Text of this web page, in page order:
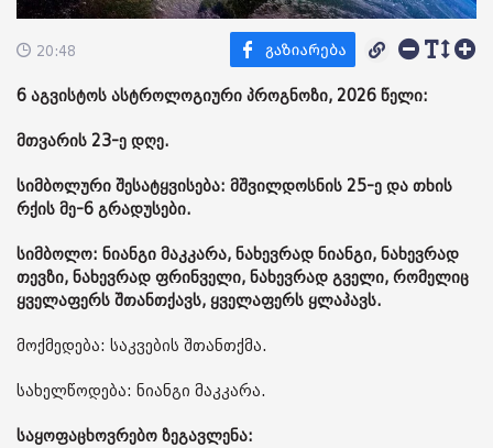
20:48
6 აგვისტოს ასტროლოგიური პროგნოზი, 2026 წელი:
მთვარის 23-ე დღე.
სიმბოლური შესატყვისება: მშვილდოსნის 25-ე და თხის
რქის მე-6 გრადუსები.
სიმბოლო: ნიანგი მაკკარა, ნახევრად ნიანგი, ნახევრად
თევზი, ნახევრად ფრინველი, ნახევრად გველი, რომელიც
ყველაფერს შთანთქავს, ყველაფერს ყლაპავს.
მოქმედება: საკვების შთანთქმა.
სახელწოდება: ნიანგი მაკკარა.
საყოფაცხოვრებო ზეგავლენა: